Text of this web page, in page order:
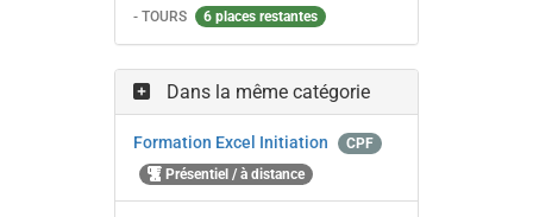
- TOURS
6 places restantes
Dans la même catégorie
Formation Excel Initiation
CPF
Présentiel / à distance